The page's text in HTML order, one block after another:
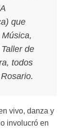
que
de
todos
vivo, danza y
involucró en